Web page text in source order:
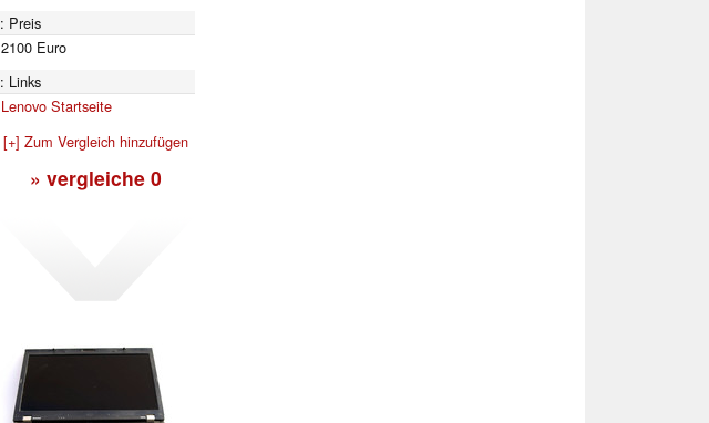
Preis
2100 Euro
Links
Lenovo Startseite
[+] Zum Vergleich hinzufügen
» vergleiche 0